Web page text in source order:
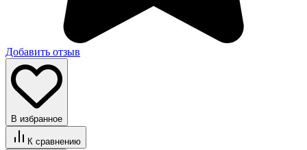
Добавить отзыв
В избранное
К сравнению